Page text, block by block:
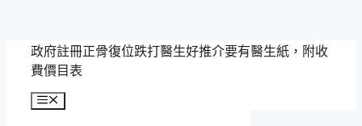
政府註冊正骨復位跌打醫生好推介要有醫生紙，附收
費價目表
選